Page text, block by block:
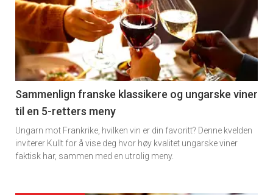
akkurat
nå
-
5
Sammenlign franske klassikere og ungarske viner
til en 5-retters meny
Ungarn mot Frankrike, hvilken vin er din favoritt? Denne kvelden
inviterer Kullt for å vise deg hvor høy kvalitet ungarske viner
faktisk har, sammen med en utrolig meny.